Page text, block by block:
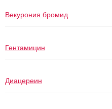
Векурония бромид
Гентамицин
Диацереин